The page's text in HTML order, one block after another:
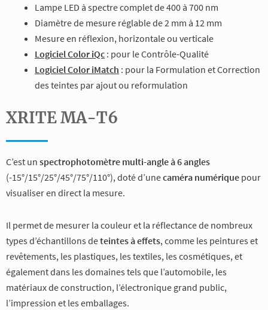
Lampe LED à spectre complet de 400 à 700 nm
Diamètre de mesure réglable de 2 mm à 12 mm
Mesure en réflexion, horizontale ou verticale
Logiciel Color iQc : pour le Contrôle-Qualité
Logiciel Color iMatch : pour la Formulation et Correction
des teintes par ajout ou reformulation
XRITE MA-T6
C’est un spectrophotomètre multi-angle à 6 angles
(-15°/15°/25°/45°/75°/110°), doté d’unecaméra numérique pour
visualiser en direct la mesure.
Il permet de mesurer la couleur et la réflectance de nombreux
types d’échantillons deteintes à effets, comme les peintures et
revêtements, les plastiques, les textiles, les cosmétiques, et
également dans les domaines tels que l’automobile, les
matériaux de construction, l’électronique grand public,
l’impression et les emballages.